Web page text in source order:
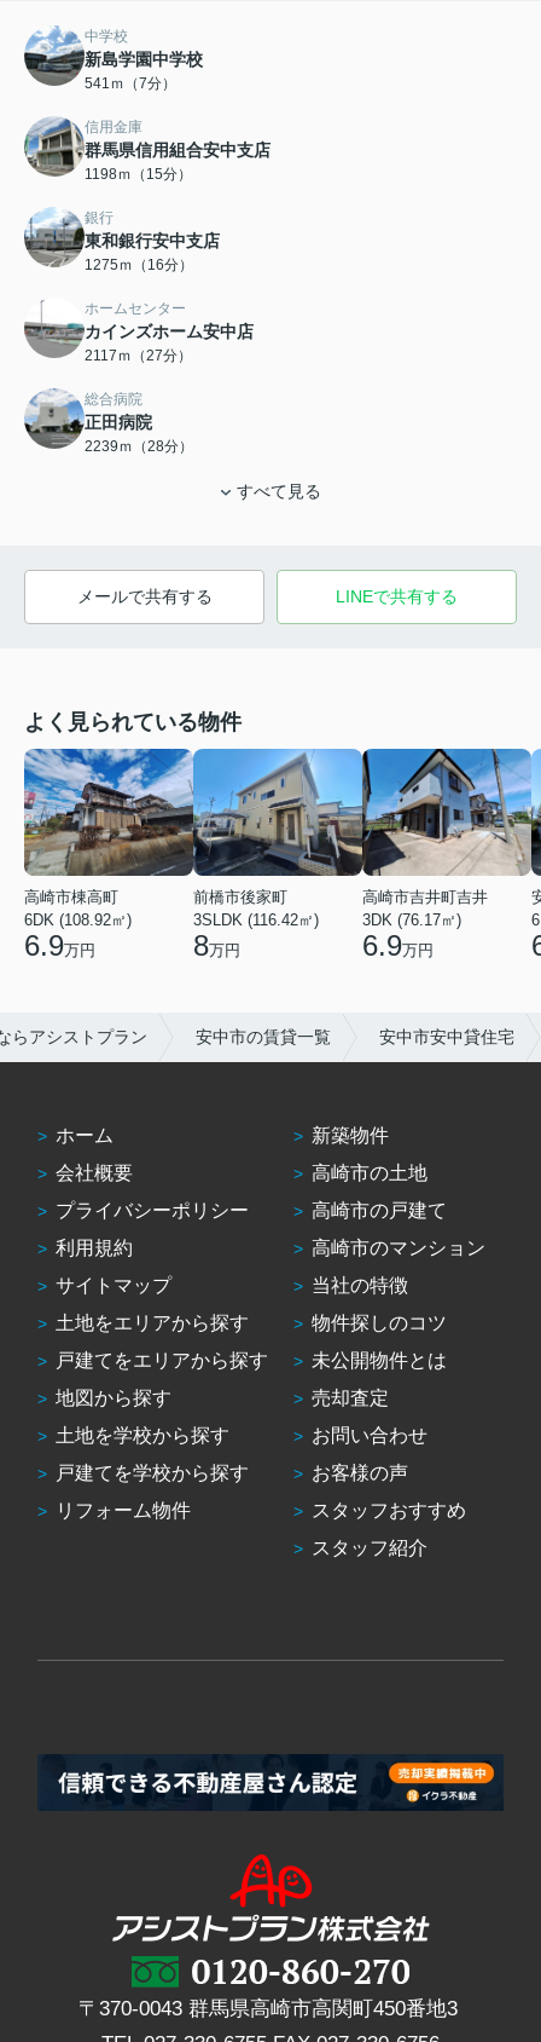
中学校
新島学園中学校
541ｍ（7分）
信用金庫
群馬県信用組合安中支店
1198ｍ（15分）
銀行
東和銀行安中支店
1275ｍ（16分）
ホームセンター
カインズホーム安中店
2117ｍ（27分）
総合病院
正田病院
2239ｍ（28分）
すべて見る
メールで共有する LINEで共有する
よく見られている物件
高崎市棟高町
6DK (108.92㎡)
6.9万円
前橋市後家町
3SLDK (116.42㎡)
8万円
高崎市吉井町吉井
3DK (76.17㎡)
6.9万円
らアシストプラン 安中市の賃貸一覧 安中市安中貸住宅
ホーム
会社概要
プライバシーポリシー
利用規約
サイトマップ
土地をエリアから探す
戸建てをエリアから探す
地図から探す
土地を学校から探す
戸建てを学校から探す
リフォーム物件
新築物件
高崎市の土地
高崎市の戸建て
高崎市のマンション
当社の特徴
物件探しのコツ
未公開物件とは
売却査定
お問い合わせ
お客様の声
スタッフおすすめ
スタッフ紹介
〒370-0043 群馬県高崎市高関町450番地3